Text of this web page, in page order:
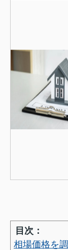
目次：
相場価格を